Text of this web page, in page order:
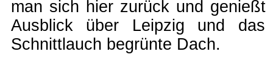
man sich hier zurück und genießt
Ausblick über Leipzig und das
Schnittlauch begrünte Dach.